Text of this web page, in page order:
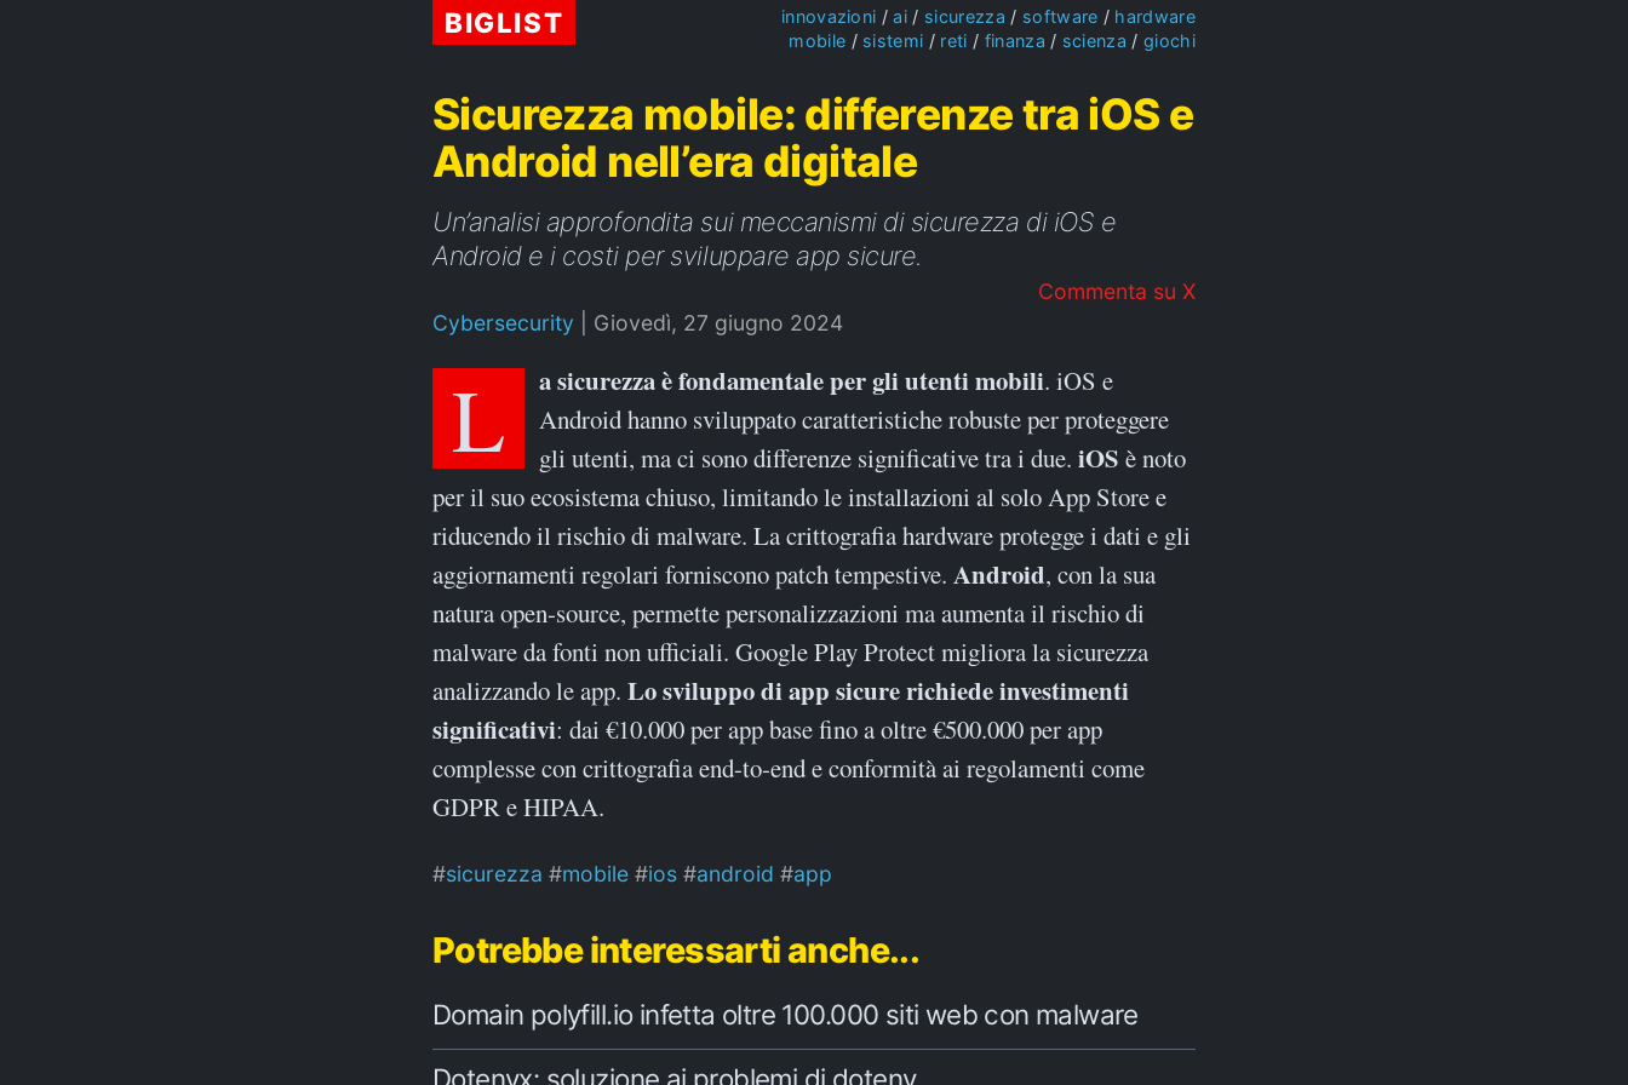
BIGLIST innovazioni ai sicurezza software
hardware
mobile
sistemi reti finanza scienza giochi
Sicurezza mobile: differenze tra iOS e
Android nell’era digitale
Un’analisi approfondita sui meccanismi di sicurezza di iOS e
Android e i costi per sviluppare app sicure.
Commenta su X
Cybersecurity
Giovedì, 27 giugno 2024
La sicurezza è fondamentale per gli utenti mobili. iOS e
Android hanno sviluppato caratteristiche robuste per proteggere
gli utenti, ma ci sono differenze significative tra i due. iOS è noto
per il suo ecosistema chiuso, limitando le installazioni al solo App Store e
riducendo il rischio di malware. La crittografia hardware protegge i dati e gli
aggiornamenti regolari forniscono patch tempestive. Android, con la sua
natura open-source, permette personalizzazioni ma aumenta il rischio di
malware da fonti non ufficiali. Google Play Protect migliora la sicurezza
analizzando le app. Lo sviluppo di app sicure richiede investimenti
significativi: dai €10.000 per app base fino a oltre €500.000 per app
complesse con crittografia end-to-end e conformità ai regolamenti come
GDPR e HIPAA.
sicurezza mobile ios android app
Potrebbe interessarti anche...
Domain polyfill.io infetta oltre 100.000 siti web con malware
Dotenvx: soluzione ai problemi di dotenv